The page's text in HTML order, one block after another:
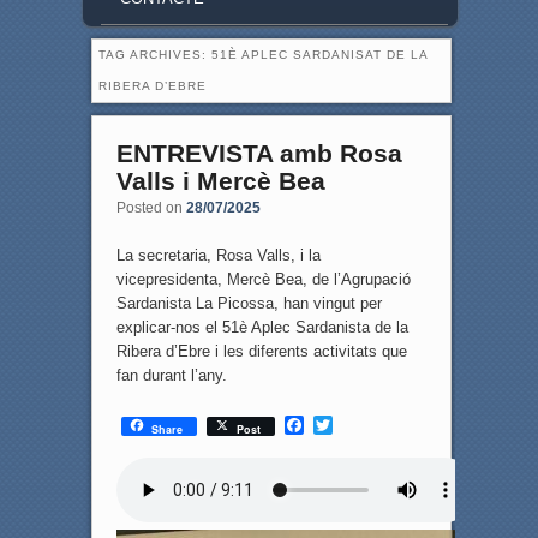
TAG ARCHIVES: 51È APLEC SARDANISAT DE LA
RIBERA D’EBRE
ENTREVISTA amb Rosa
Valls i Mercè Bea
Posted on 28/07/2025
La secretaria, Rosa Valls, i la
vicepresidenta, Mercè Bea, de l’Agrupació
Sardanista La Picossa, han vingut per
explicar-nos el 51è Aplec Sardanista de la
Ribera d’Ebre i les diferents activitats que
fan durant l’any.
Share Post
F
T